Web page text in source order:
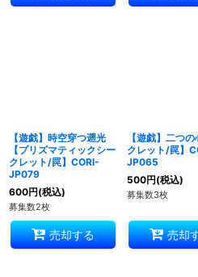
【遊戯】時空穿つ遡光
【プリズマティックシー
クレット/罠】CORI-
JP079
600円(税込)
募集数2枚
売却する
【遊戯】二つ
クレット/罠】
JP065
500円(税込)
募集数3枚
売却